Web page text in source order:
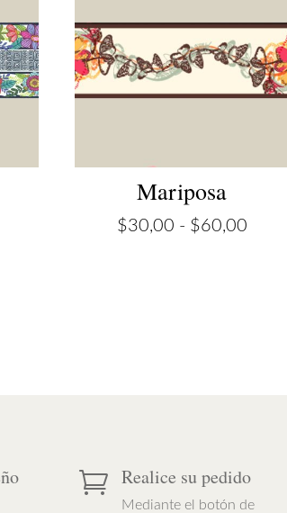
Mariposa
$30,00 - $60,00Rango
 Realice su pedido
Mediante el botón de